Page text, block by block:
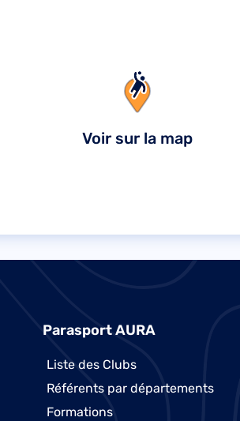
Voir sur la map
Parasport AURA
Liste des Clubs
Référents par départements
Formations